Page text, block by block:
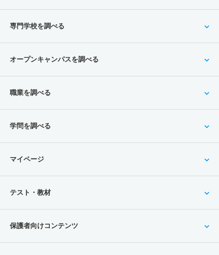
専門学校を調べる
オープンキャンパスを調べる
職業を調べる
学問を調べる
マイページ
テスト・教材
保護者向けコンテンツ